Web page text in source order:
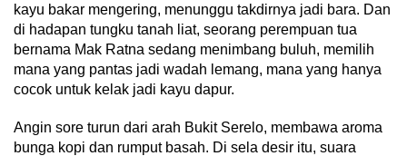
kayu bakar mengering, menunggu takdirnya jadi bara. Dan
di hadapan tungku tanah liat, seorang perempuan tua
bernama Mak Ratna sedang menimbang buluh, memilih
mana yang pantas jadi wadah lemang, mana yang hanya
cocok untuk kelak jadi kayu dapur.
Angin sore turun dari arah Bukit Serelo, membawa aroma
bunga kopi dan rumput basah. Di sela desir itu, suara